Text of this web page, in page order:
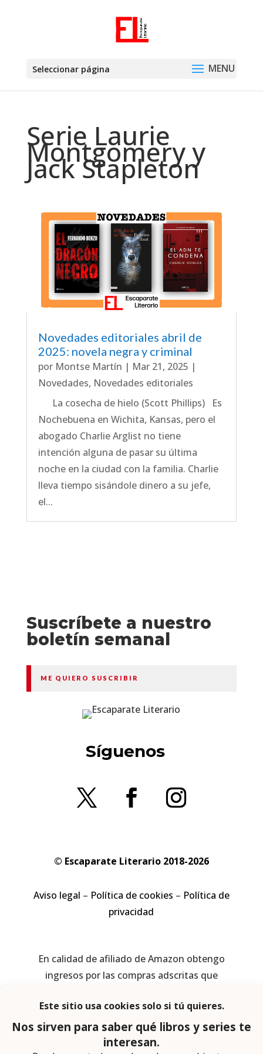
Seleccionar página
Serie Laurie
Montgomery y
Jack Stapleton
Novedades editoriales abril de
2025: novela negra y criminal
por Montse Martín | Mar 21, 2025 |
Novedades, Novedades editoriales
La cosecha de hielo (Scott Phillips) Es
Nochebuena en Wichita, Kansas, pero el
abogado Charlie Arglist no tiene
intención alguna de pasar su última
noche en la ciudad con la familia. Charlie
lleva tiempo sisándole dinero a su jefe,
el...
Suscríbete a nuestro
boletín semanal
ME QUIERO SUSCRIBIR
Síguenos
© Escaparate Literario 2018-2026
Aviso legal – Política de cookies – Política de
privacidad
En calidad de afiliado de Amazon obtengo
ingresos por las compras adscritas que
Página web diseñada por